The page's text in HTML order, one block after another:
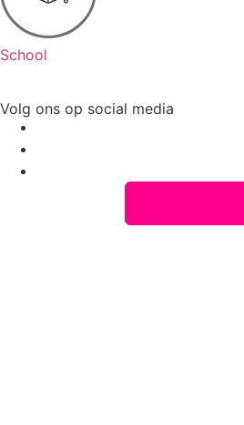
School
Volg ons op social media